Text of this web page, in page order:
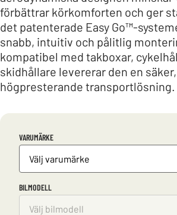
förbättrar körkomforten och ger
det patenterade Easy Go™-
snabb, intuitiv och pålitlig
kompatibel med takboxar,
skidhållare levererar den en
högpresterande transportlösning.
VARUMÄRKE
BILMODELL